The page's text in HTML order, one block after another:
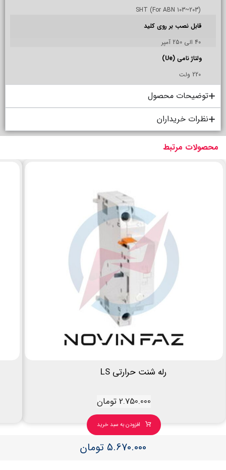
SHT (For ABN 103~203)
قابل نصب بر روی کلید
40 الی 250 آمپر
ولتاژ نامی (Ue)
220 ولت
توضیحات محصول
نظرات خریداران
محصولات مرتبط
رله شنت حرارتی LS
2.750.000تومان
افزودن به سبد خرید
5.670.000 تومان